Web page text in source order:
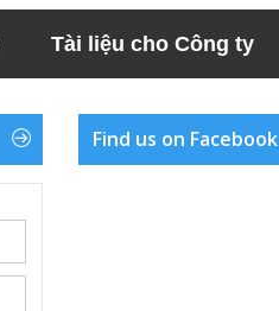
Tài liệu cho Công ty
Find us on Facebook